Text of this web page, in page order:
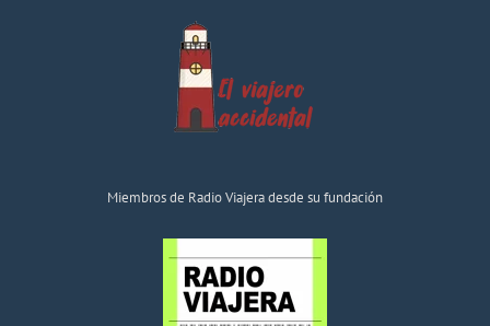
Miembros de Radio Viajera desde su fundación